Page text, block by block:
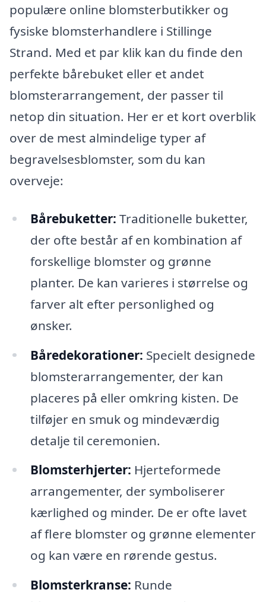
populære online blomsterbutikker og
fysiske blomsterhandlere i Stillinge
Strand. Med et par klik kan du finde den
perfekte bårebuket eller et andet
blomsterarrangement, der passer til
netop din situation. Her er et kort overblik
over de mest almindelige typer af
begravelsesblomster, som du kan
overveje:
Bårebuketter: Traditionelle buketter,
der ofte består af en kombination af
forskellige blomster og grønne
planter. De kan varieres i størrelse og
farver alt efter personlighed og
ønsker.
Båredekorationer: Specielt designede
blomsterarrangementer, der kan
placeres på eller omkring kisten. De
tilføjer en smuk og mindeværdig
detalje til ceremonien.
Blomsterhjerter: Hjerteformede
arrangementer, der symboliserer
kærlighed og minder. De er ofte lavet
af flere blomster og grønne elementer
og kan være en rørende gestus.
Blomsterkranse: Runde